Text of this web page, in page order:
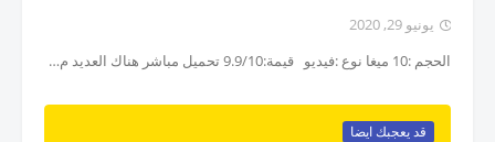
يونيو 29, 2020
الحجم :10 ميغا نوع :فيديو قيمة:9.9/10 تحميل مباشر هناك العديد م…
قد يعجبك ايضا